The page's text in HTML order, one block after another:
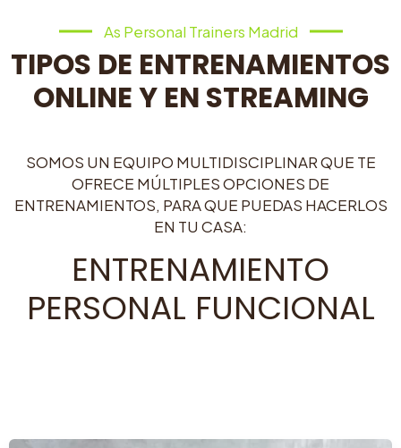
As Personal Trainers Madrid
TIPOS DE ENTRENAMIENTOS
ONLINE Y EN STREAMING
SOMOS UN EQUIPO MULTIDISCIPLINAR QUE TE
OFRECE MÚLTIPLES OPCIONES DE
ENTRENAMIENTOS, PARA QUE PUEDAS HACERLOS
EN TU CASA:
ENTRENAMIENTO
PERSONAL FUNCIONAL